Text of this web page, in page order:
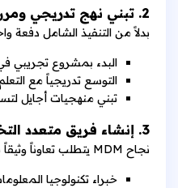
2. تبني نهج تدريجي ومرن
بدلاً من التنفيذ الشامل دفعة
البدء بمشروع تجريبي
التوسع تدريجياً مع
تبني منهجيات أجايل
3. إنشاء فريق متعدد التخصصات
نجاح MDM يتطلب تعاوناً وثيقاً بين:
خبراء تكنولوجيا